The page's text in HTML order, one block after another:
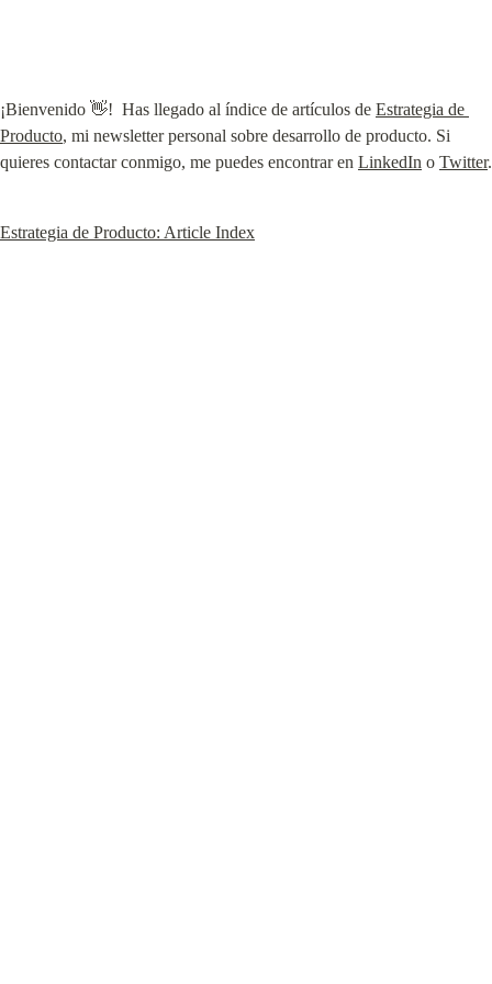
¡Bienvenido 👋!  Has llegado al índice de artículos de Estrategia de
Producto, mi newsletter personal sobre desarrollo de producto. Si
quieres contactar conmigo, me puedes encontrar en LinkedIn o Twitter.
Estrategia de Producto: Article Index